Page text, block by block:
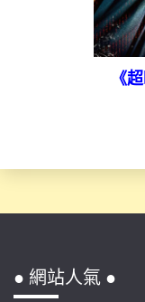
《
● 網站人氣 ●